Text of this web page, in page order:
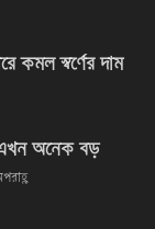
কমল স্বর্ণের দাম
এখন অনেক বড়